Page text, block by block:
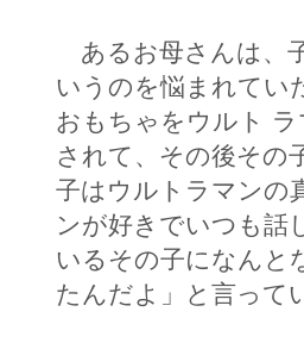
あるお母さんは、
いうのを悩まれてい
おもちゃをウルト
されて、その後その
子はウルトラマンの
ンが好きでいつも話
いるその子になんと
たんだよ」と言って